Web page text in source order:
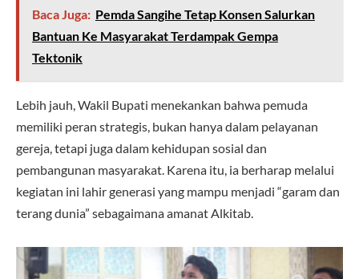
Baca Juga: Pemda Sangihe Tetap Konsen Salurkan
Bantuan Ke Masyarakat Terdampak Gempa
Tektonik
Lebih jauh, Wakil Bupati menekankan bahwa pemuda
memiliki peran strategis, bukan hanya dalam pelayanan
gereja, tetapi juga dalam kehidupan sosial dan
pembangunan masyarakat. Karena itu, ia berharap melalui
kegiatan ini lahir generasi yang mampu menjadi “garam dan
terang dunia” sebagaimana amanat Alkitab.